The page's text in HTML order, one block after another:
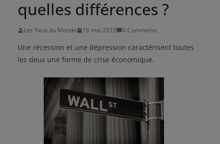
quelles différences ?
Les Yeux du Monde 16 mai 2013 0 Comments
Une récession et une dépression caractérisent toutes
les deux une forme de crise économique.